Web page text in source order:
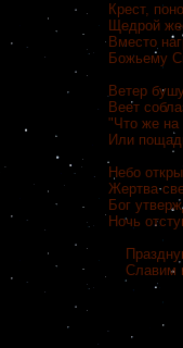
Крест,
Щедрой
Вместо
Божьему
Ветер
Веет
"Что же на
Или
Небо
Жертва
Бог
Ночь
Славим и